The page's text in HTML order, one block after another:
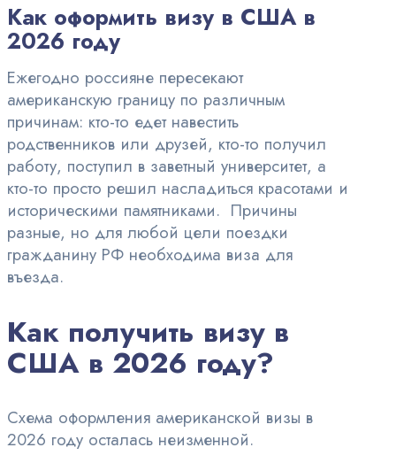
Как оформить визу в США в
2026 году
Ежегодно россияне пересекают
американскую границу по различным
причинам: кто-то едет навестить
родственников или друзей, кто-то получил
работу, поступил в заветный университет, а
кто-то просто решил насладиться красотами и
историческими памятниками. Причины
разные, но для любой цели поездки
гражданину РФ необходима виза для
въезда.
Как получить визу в
США в 2026 году?
Схема оформления американской визы в
2026 году осталась неизменной.